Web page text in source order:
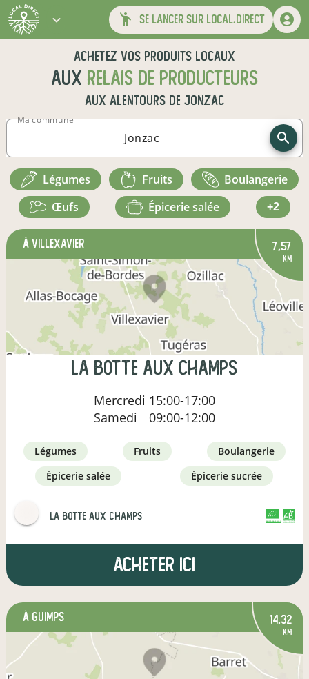
se lancer sur local.direct
Achetez vos produits locaux
aux relais de producteurs
aux alentours de Jonzac
Ma commune
légumes fruits
boulangerie
œufs
épicerie salée +2
à Villexavier 7,57
km
LA BOTTE AUX CHAMPS
Mercredi 15:00-17:00
Samedi
09:00-12:00
légumes fruits
boulangerie
épicerie salée
épicerie sucrée
LA BOTTE AUX CHAMPS CERTIFIÉ PAR FR-BIO-10
AGRICULTURE FRANCE
Acheter ici
à GUIMPS 14,32
km